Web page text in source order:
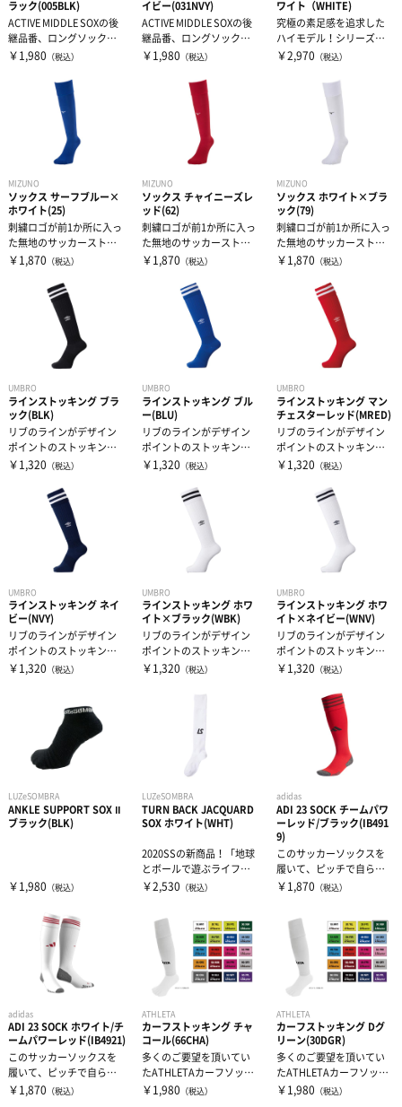
ラック(005BLK)
ACTIVE MIDDLE SOXの後
継品番、ロングソックス
と同じ生地で網立てる...
￥1,980 （税込）
イビー(031NVY)
ACTIVE MIDDLE SOXの後
継品番、ロングソックス
と同じ生地で網立てる...
￥1,980 （税込）
ワイト（WHITE)
究極の素足感を追求した
ハイモデル！シリーズ最
大のグリップ範囲滑りに
￥2,970 （税込）
MIZUNO
ソックス サーフブルー×
ホワイト(25)
刺繍ロゴが前1か所に入っ
た無地のサッカーストッ
キング。（ロゴサイズ：
￥1,870 （税込）
MIZUNO
ソックス チャイニーズレ
ッド(62)
刺繍ロゴが前1か所に入っ
た無地のサッカーストッ
キング。（ロゴサイズ：
￥1,870 （税込）
MIZUNO
ソックス ホワイト×ブラ
ック(79)
刺繍ロゴが前1か所に入っ
た無地のサッカーストッ
キング。（ロゴサイズ：
￥1,870 （税込）
UMBRO
ラインストッキング ブラ
ック(BLK)
リブのラインがデザイン
ポイントのストッキン
グ。練習から試合まで幅
￥1,320 （税込）
UMBRO
ラインストッキング ブル
ー(BLU)
リブのラインがデザイン
ポイントのストッキン
グ。練習から試合まで幅
￥1,320 （税込）
UMBRO
ラインストッキング マン
チェスターレッド(MRED)
リブのラインがデザイン
ポイントのストッキン
グ。練習から試合まで幅
￥1,320 （税込）
UMBRO
ラインストッキング ネイ
ビー(NVY)
リブのラインがデザイン
ポイントのストッキン
グ。練習から試合まで幅
￥1,320 （税込）
UMBRO
ラインストッキング ホワ
イト×ブラック(WBK)
リブのラインがデザイン
ポイントのストッキン
グ。練習から試合まで幅
￥1,320 （税込）
UMBRO
ラインストッキング ホワ
イト×ネイビー(WNV)
リブのラインがデザイン
ポイントのストッキン
グ。練習から試合まで幅
￥1,320 （税込）
LUZeSOMBRA
ANKLE SUPPORT SOX Ⅱ
ブラック(BLK)
￥1,980 （税込）
LUZeSOMBRA
TURN BACK JACQUARD
SOX ホワイト(WHT)
2020SSの新商品！「地球
とボールで遊ぶライフス
タイル」を理念に、今期
￥2,530 （税込）
adidas
ADI 23 SOCK チームパワ
ーレッド/ブラック(IB491
9)
このサッカーソックスを
履いて、ピッチで自らの
可能性を追求しよう。左
￥1,870 （税込）
adidas
ADI 23 SOCK ホワイト/チ
ームパワーレッド(IB4921)
このサッカーソックスを
履いて、ピッチで自らの
可能性を追求しよう。左
￥1,870 （税込）
ATHLETA
カーフストッキング チャ
コール(66CHA)
多くのご要望を頂いてい
たATHLETAカーフソック
スがついに登場！
￥1,980 （税込）
ATHLETA
カーフストッキング Dグ
リーン(30DGR)
多くのご要望を頂いてい
たATHLETAカーフソック
スがついに登場！
￥1,980 （税込）